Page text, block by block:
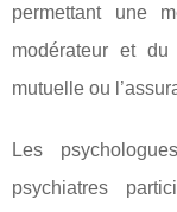
permettant une
modérateur et du
mutuelle ou
Les
psychiatres